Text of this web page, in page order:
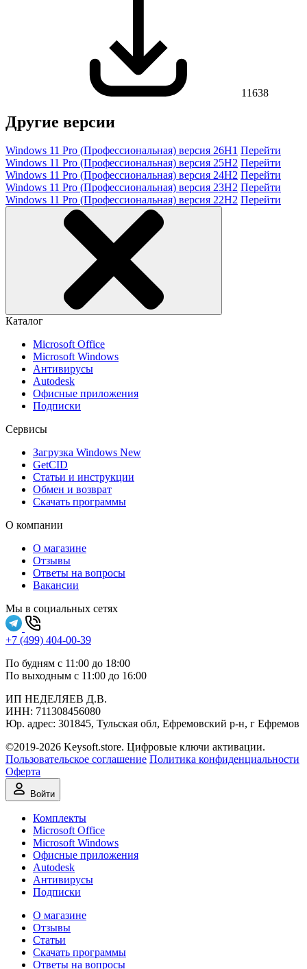
11638
Другие версии
Windows 11 Pro (Профессиональная) версия 26H1 Перейти
Windows 11 Pro (Профессиональная) версия 25H2 Перейти
Windows 11 Pro (Профессиональная) версия 24H2 Перейти
Windows 11 Pro (Профессиональная) версия 23H2 Перейти
Windows 11 Pro (Профессиональная) версия 22H2 Перейти
Каталог
Microsoft Office
Microsoft Windows
Антивирусы
Autodesk
Офисные приложения
Подписки
Сервисы
Загрузка Windows New
GetCID
Статьи и инструкции
Обмен и возврат
Скачать программы
О компании
О магазине
Отзывы
Ответы на вопросы
Вакансии
Мы в социальных сетях
+7 (499) 404-00-39
По будням с 11:00 до 18:00
По выходным с 11:00 до 16:00
ИП НЕДЕЛЯЕВ Д.В.
ИНН: 711308‍456080
Юр. адрес: 301845, Тульская обл, Ефремовский р-н, г Ефремов
©2019-2026 Keysoft.store. Цифровые ключи активации.
Пользовательское соглашение Политика конфиденциальности
Оферта
Войти
Комплекты
Microsoft Office
Microsoft Windows
Офисные приложения
Autodesk
Антивирусы
Подписки
О магазине
Отзывы
Статьи
Скачать программы
Ответы на вопросы